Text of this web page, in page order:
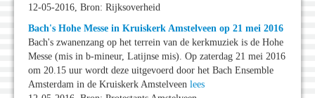
12-05-2016, Bron: Rijksoverheid
Bach's Hohe Messe in Kruiskerk Amstelveen op 21 mei 2016
Bach's zwanenzang op het terrein van de kerkmuziek is de Hohe
Messe (mis in b-mineur, Latijnse mis). Op zaterdag 21 mei 2016
om 20.15 uur wordt deze uitgevoerd door het Bach Ensemble
Amsterdam in de Kruiskerk Amstelveen lees